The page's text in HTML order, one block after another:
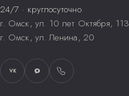
24/7 · круглосуточно
г. Омск, ул. 10 лет Октября, 113
г. Омск, ул. Ленина, 20
VK